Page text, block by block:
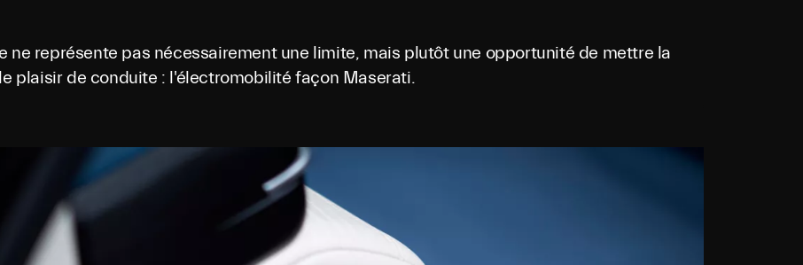
ne représente pas nécessairement une limite, mais plutôt une opportunité de mettre la
plaisir de conduite : l'électromobilité façon Maserati.